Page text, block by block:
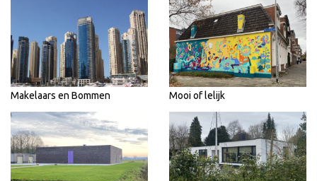
Makelaars en Bommen Mooi of lelijk